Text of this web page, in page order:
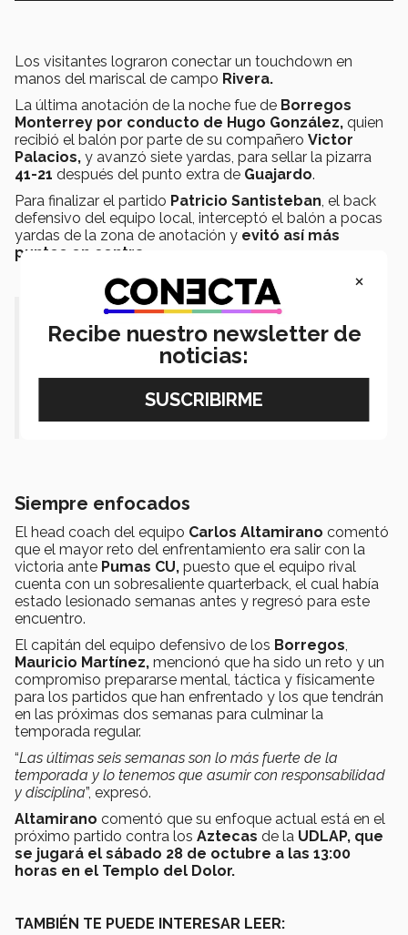
Los visitantes lograron conectar un touchdown en
manos del mariscal de campo Rivera.
La última anotación de la noche fue de Borregos
Monterrey por conducto de Hugo González, quien
recibió el balón por parte de su compañero Victor
Palacios, y avanzó siete yardas, para sellar la pizarra
41-21 después del punto extra de Guajardo.
Para finalizar el partido Patricio Santisteban el back
defensivo del equipo local, interceptó el balón a pocas
yardas de la zona de anotación y evitó así más
puntos en contra.
Con un resultado de 41-21 Borregos
gana y mantiene racha ganadora en
la conferencia 14 Grandes".-
Mauricio Martínez
Siempre enfocados
El head coach del equipo Carlos Altamirano comentó
que el mayor reto del enfrentamiento era salir con la
victoria ante Pumas CU, puesto que el equipo rival
cuenta con un sobresaliente quarterback, el cual había
estado lesionado semanas antes y regresó para este
encuentro.
El capitán del equipo defensivo de los Borregos
Mauricio Martínez, mencionó que ha sido un reto y un
compromiso prepararse mental, táctica y físicamente
para los partidos que han enfrentado y los que tendrán
en las próximas dos semanas para culminar la
temporada regular.
“Las últimas seis semanas son lo más fuerte de la
temporada y lo tenemos que asumir con responsabilidad
y disciplina”, expresó.
Altamirano comentó que su enfoque actual está en el
próximo partido contra los Aztecas de la UDLAP, que
se jugará el sábado 28 de octubre a las 13:00
horas en el Templo del Dolor.
TAMBIÉN TE PUEDE INTERESAR LEER:
×
Recibe nuestro newsletter de
noticias: